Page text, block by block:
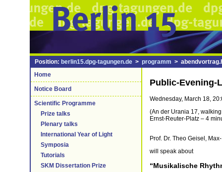
Position: berlin15.dpg-tagungen.de > programm >
Home
Notice Board
Scientific Programme
Prize talks
Plenary talks
International Year of Light
Symposia
Tutorials
SKM Dissertation Prize
Public-Evening-
Wednesday, March 18,
(An der Urania 17,
Ernst-Reuter-Platz – 4
Prof. Dr. Theo Geisel,
will speak about
“Musikalische